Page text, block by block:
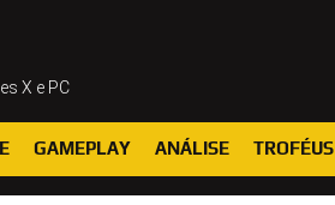
X e PC
GAMEPLAY ANÁLISE TROFÉUS